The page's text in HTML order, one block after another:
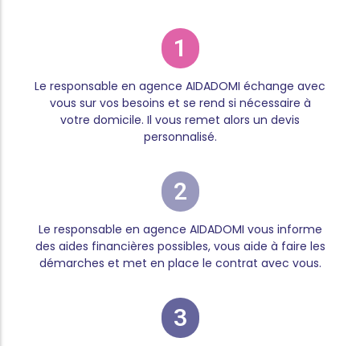
1
Le responsable en agence AIDADOMI échange avec
vous sur vos besoins et se rend si nécessaire à
votre domicile. Il vous remet alors un devis
personnalisé.
2
Le responsable en agence AIDADOMI vous informe
des aides financières possibles, vous aide à faire les
démarches et met en place le contrat avec vous.
3